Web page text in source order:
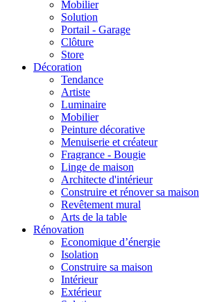
Mobilier
Solution
Portail - Garage
Clôture
Store
Décoration
Tendance
Artiste
Luminaire
Mobilier
Peinture décorative
Menuiserie et créateur
Fragrance - Bougie
Linge de maison
Architecte d'intérieur
Construire et rénover sa maison
Revêtement mural
Arts de la table
Rénovation
Economique d’énergie
Isolation
Construire sa maison
Intérieur
Extérieur